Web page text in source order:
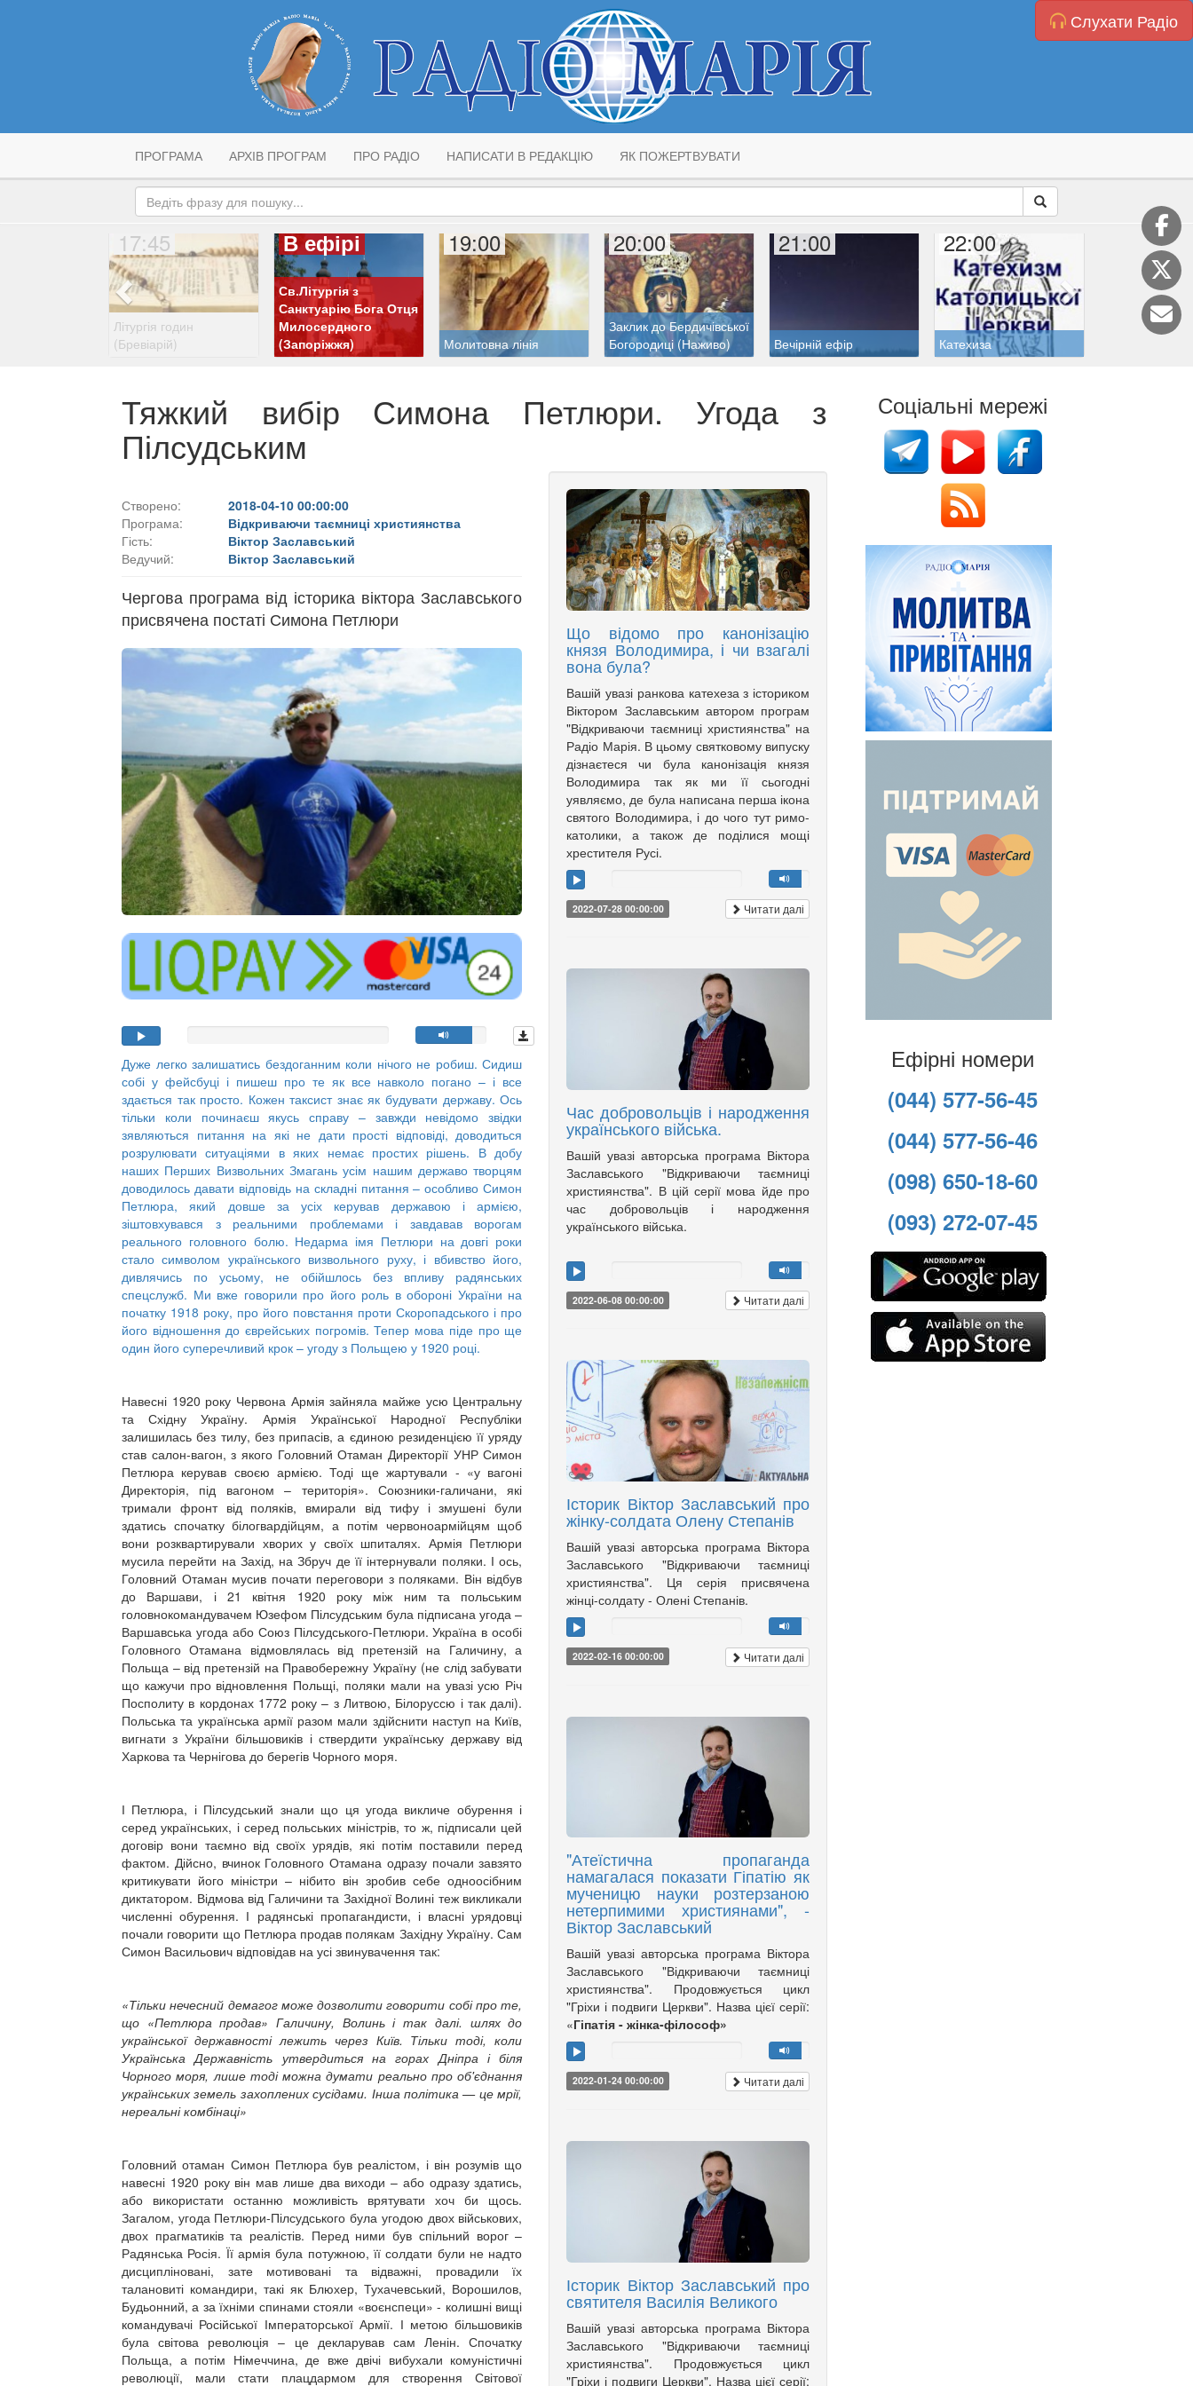
Слухати Радіо
ПРОГРАМА АРХІВ ПРОГРАМ ПРО РАДІО НАПИСАТИ В РЕДАКЦІЮ ЯК ПОЖЕРТВУВАТИ
17:45
Літургія годин
(Бревіарій)
В ефірі
Св.Літургія з
Санктуарію Бога Отця
Милосердного
(Запоріжжя)
19:00
Молитовна лінія
20:00
Заклик до Бердичівської
Богородиці (Наживо)
21:00
Вечірній ефір
22:00
Катехиза
22:40
Тяжкий вибір Симона Петлюри. Угода з
Пілсудським
Створено:
2018-04-10 00:00:00
Програма:
Відкриваючи таємниці християнства
Гість:
Віктор Заславський
Ведучий:
Віктор Заславський
Чергова програма від історика віктора Заславського
присвячена постаті Симона Петлюри
Дуже легко залишатись бездоганним коли нічого не робиш. Сидиш
собі у фейсбуці і пишеш про те як все навколо погано – і все
здається так просто. Кожен таксист знає як будувати державу. Ось
тільки коли починаєш якусь справу – завжди невідомо звідки
зявляються питання на які не дати прості відповіді, доводиться
розрулювати ситуаціями в яких немає простих рішень. В добу
наших Перших Визвольних Змагань усім нашим державо творцям
доводилось давати відповідь на складні питання – особливо Симон
Петлюра, який довше за усіх керував державою і армією,
зіштовхувався з реальними проблемами і завдавав ворогам
реального головного болю. Недарма імя Петлюри на довгі роки
стало символом українського визвольного руху, і вбивство його,
дивлячись по усьому, не обійшлось без впливу радянських
спецслужб. Ми вже говорили про його роль в обороні України на
початку 1918 року, про його повстання проти Скоропадського і про
його відношення до єврейських погромів. Тепер мова піде про ще
один його суперечливий крок – угоду з Польщею у 1920 році.
Навесні 1920 року Червона Армія зайняла майже усю Центральну
та Східну Україну. Армія Української Народної Республіки
залишилась без тилу, без припасів, а єдиною резиденцією її уряду
став салон-вагон, з якого Головний Отаман Директорії УНР Симон
Петлюра керував своєю армією. Тоді ще жартували - «у вагоні
Директорія, під вагоном – територія». Союзники-галичани, які
тримали фронт від поляків, вмирали від тифу і змушені були
здатись спочатку білогвардійцям, а потім червоноармійцям щоб
вони розквартирували хворих у своїх шпиталях. Армія Петлюри
мусила перейти на Захід, на Збруч де її інтернували поляки. І ось,
Головний Отаман мусив почати переговори з поляками. Він відбув
до Варшави, і 21 квітня 1920 року між ним та польським
головнокомандувачем Юзефом Пілсудським була підписана угода –
Варшавська угода або Союз Пілсудського-Петлюри. Україна в особі
Головного Отамана відмовлялась від претензій на Галичину, а
Польща – від претензій на Правобережну Україну (не слід забувати
що кажучи про відновлення Польщі, поляки мали на увазі усю Річ
Посполиту в кордонах 1772 року – з Литвою, Білоруссю і так далі).
Польська та українська армії разом мали здійснити наступ на Київ,
вигнати з України більшовиків і ствердити українську державу від
Харкова та Чернігова до берегів Чорного моря.
І Петлюра, і Пілсудський знали що ця угода викличе обурення і
серед українських, і серед польських міністрів, то ж, підписали цей
договір вони таємно від своїх урядів, які потім поставили перед
фактом. Дійсно, вчинок Головного Отамана одразу почали завзято
критикувати його міністри – нібито він зробив себе одноосібним
диктатором. Відмова від Галичини та Західної Волині теж викликали
численні обурення. І радянські пропагандисти, і власні урядовці
почали говорити що Петлюра продав полякам Західну Україну. Сам
Симон Васильович відповідав на усі звинувачення так:
«Тільки нечесний демагог може дозволити говорити собі про те,
що «Петлюра продав» Галичину, Волинь і так далі. шлях до
української державності лежить через Київ. Тільки тоді, коли
Українська Державність утвердиться на горах Дніпра і біля
Чорного моря, лише тоді можна думати реально про об'єднання
українських земель захоплених сусідами. Інша політика — це мрії,
нереальні комбінаці»
Головний отаман Симон Петлюра був реалістом, і він розумів що
навесні 1920 року він мав лише два виходи – або одразу здатись,
або використати останню можливість врятувати хоч би щось.
Загалом, угода Петлюри-Пілсудського була угодою двох військових,
двох прагматиків та реалістів. Перед ними був спільний ворог –
Радянська Росія. Її армія була потужною, її солдати були не надто
дисципліновані, зате мотивовані та відважні, провадили їх
талановиті командири, такі як Блюхер, Тухачевський, Ворошилов,
Будьонний, а за їхніми спинами стояли «воєнспеци» - колишні вищі
командувачі Російської Імператорської Армії. І метою більшовиків
була світова революція – це декларував сам Ленін. Спочатку
Польща, а потім Німеччина, де вже двічі вибухали комуністичні
революції, мали стати плацдармом для створення Світової
Що відомо про канонізацію
князя Володимира, і чи взагалі
вона була?
Вашій увазі ранкова катехеза з істориком
Віктором Заславським автором програм
"Відкриваючи таємниці християнства" на
Радіо Марія. В цьому святковому випуску
дізнаєтеся чи була канонізація князя
Володимира так як ми її сьогодні
уявляємо, де була написана перша ікона
святого Володимира, і до чого тут римо-
католики, а також де поділися мощі
хрестителя Русі.
2022-07-28 00:00:00 Читати далі
Час добровольців і народження
українського війська.
Вашій увазі авторська програма Віктора
Заславського "Відкриваючи таємниці
християнства". В цій серії мова йде про
час добровольців і народження
українського війська.
2022-06-08 00:00:00 Читати далі
Історик Віктор Заславський про
жінку-солдата Олену Степанів
Вашій увазі авторська програма Віктора
Заславського "Відкриваючи таємниці
християнства". Ця серія присвячена
жінці-солдату - Олені Степанів.
2022-02-16 00:00:00 Читати далі
"Атеїстична пропаганда
намагалася показати Гіпатію як
мученицю науки розтерзаною
нетерпимими християнами", -
Віктор Заславський
Вашій увазі авторська програма Віктора
Заславського "Відкриваючи таємниці
християнства". Продовжується цикл
"Гріхи і подвиги Церкви". Назва цієї серії:
«Гіпатія - жінка-філософ»
2022-01-24 00:00:00 Читати далі
Історик Віктор Заславський про
святителя Василія Великого
Вашій увазі авторська програма Віктора
Заславського "Відкриваючи таємниці
християнства". Продовжується цикл
"Гріхи і подвиги Церкви". Назва цієї серії:
Соціальні мережі
Ефірні номери
(044) 577-56-45
(044) 577-56-46
(098) 650-18-60
(093) 272-07-45